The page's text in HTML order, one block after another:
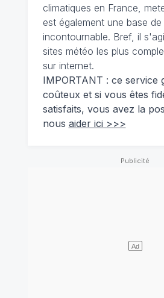
climatiques en France,
est également une base
incontournable. Bref, il
sites météo les plus
sur internet.
IMPORTANT : ce service
coûteux et si vous êtes
satisfaits, vous avez la
nous aider ici >>>